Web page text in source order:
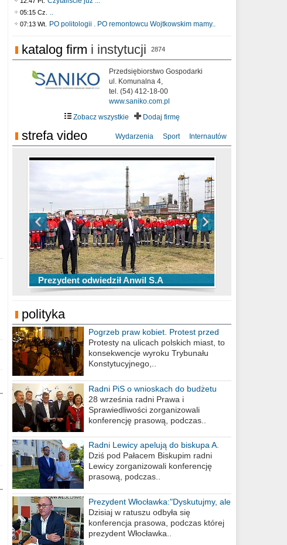
05:15 Cz. ..
07:13 Wt. PO politologii . PO remontowcu Wojtkowskim mamy..
katalog firm i instytucji 2874
Przedsiębiorstwo Gospodarki
ul. Komunalna 4,
tel. (54) 412-18-00
www.saniko.com.pl
Zobacz wszystkie
Dodaj firmę
strefa video Wydarzenia Sport Internautów
Prezydent odwiedził Anwil S.A
TOP 10 przechwytów Anwilu Włocławek
w EBL w sezonie 2019/2020
TOP 5 rzutów Anwilu Włocławek w BCL
w sezonie 2019/2020
Ni To Ponk - W oczach mamy strach
sixf33t .Last Year DRONE FOOTAGE
Włocławek
XXIII Sesja Rady Miasta Włocławek VIII
kadencji w dniu 09.06.2020 r.
polityka
Pogrzeb praw kobiet. Protest przed
biurem poselskim PiS
Protesty na ulicach polskich miast, to
konsekwencje wyroku Trybunału
Konstytucyjnego,..
Radni PiS o wnioskach do budżetu
miasta na 2021 rok
28 września radni Prawa i
Sprawiedliwości zorganizowali
konferencję prasową, podczas..
Radni Lewicy apelują do biskupa A.
Wiesława Meringa
Dziś pod Pałacem Biskupim radni
Lewicy zorganizowali konferencję
prasową, podczas..
Prezydent Włocławka:"Dyskutujmy, ale
nie obrażajmy się”
Dzisiaj w ratuszu odbyła się
konferencja prasowa, podczas której
prezydent Włocławka..